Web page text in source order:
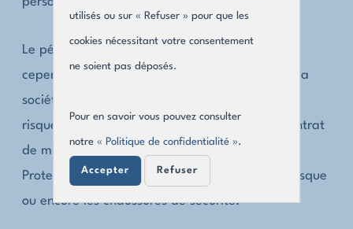
utilisés ou sur « Refuser » pour que les
cookies nécessitant votre consentement
ne soient pas déposés.
Pour en savoir vous pouvez consulter
notre« Politique de confidentialité ».
Accepter Refuser
Le périmètre d’action de l’ETT ne se limite
cependant pas à des formalités d’embauche : la
société doit aussi sensibiliser l’intérimaire aux
risques liés aux tâches sur site, présenter le contrat
de mission et fournir les EPI (Equipements de
Protection Individuelle) généraux tels que le casque
ou encore les chaussures de sécurité.